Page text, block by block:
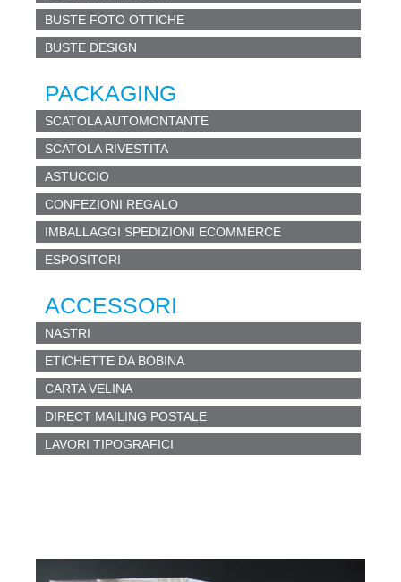
BUSTE FOTO OTTICHE
BUSTE DESIGN
PACKAGING
SCATOLA AUTOMONTANTE
SCATOLA RIVESTITA
ASTUCCIO
CONFEZIONI REGALO
IMBALLAGGI SPEDIZIONI ECOMMERCE
ESPOSITORI
ACCESSORI
NASTRI
ETICHETTE DA BOBINA
CARTA VELINA
DIRECT MAILING POSTALE
LAVORI TIPOGRAFICI